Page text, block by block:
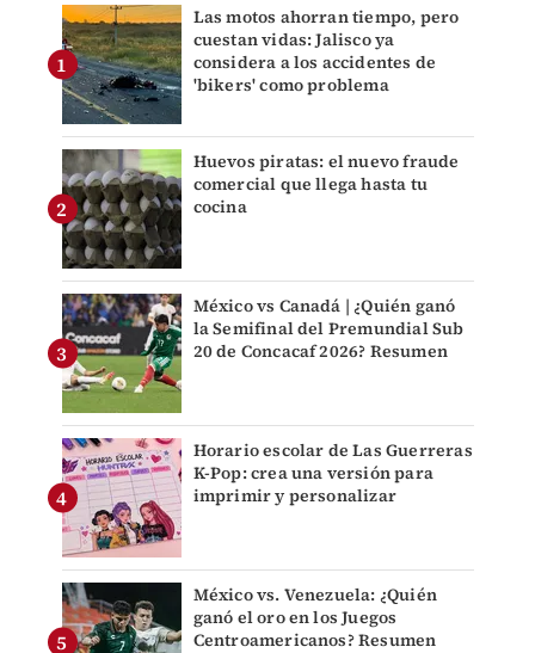
Las motos ahorran tiempo, pero
cuestan vidas: Jalisco ya
considera a los accidentes de
'bikers' como problema
Huevos piratas: el nuevo fraude
comercial que llega hasta tu
cocina
México vs Canadá | ¿Quién ganó
la Semifinal del Premundial Sub
20 de Concacaf 2026? Resumen
Horario escolar de Las Guerreras
K-Pop: crea una versión para
imprimir y personalizar
México vs. Venezuela: ¿Quién
ganó el oro en los Juegos
Centroamericanos? Resumen